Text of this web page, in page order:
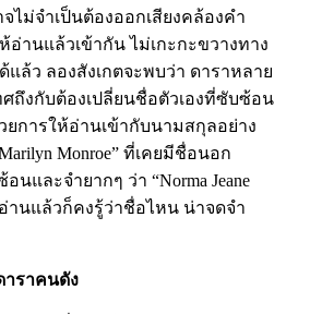
ไม่จำเป็นต้องออกเสียงคล้องคำ
อ่านแล้วเข้ากัน ไม่เกะกะขวางทาง
ล้ว ลองสังเกตจะพบว่า ดาราหลาย
ศถึงกับต้องเปลี่ยนชื่อตัวเองที่ซับซ้อน
ยการให้อ่านเข้ากับนามสกุลอย่าง
Monroe” ที่เคยมีชื่อนอก
นและจำยากๆ ว่า “Norma Jeane
อ่านแล้วก็คงรู้ว่าชื่อไหน น่าจดจำ
าราคนดัง